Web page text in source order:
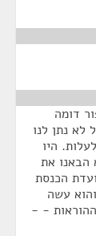
דומה
לא נתן לנו
היו
הבאנו את
הכנסת
עשה
- -